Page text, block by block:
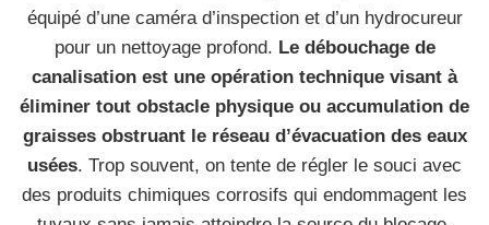
équipé d’une caméra d’inspection et d’un hydrocureur
pour un nettoyage profond. Le débouchage de
canalisation est une opération technique visant à
éliminer tout obstacle physique ou accumulation de
graisses obstruant le réseau d’évacuation des eaux
usées. Trop souvent, on tente de régler le souci avec
des produits chimiques corrosifs qui endommagent les